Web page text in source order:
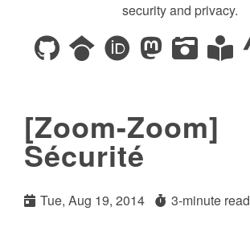
security and privacy.
[Zoom-Zoom]
Sécurité
Tue, Aug 19, 2014
3-minute read